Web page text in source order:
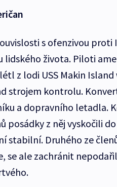
s ofenzivou proti
lidského života. Piloti
z lodi USS Makin
strojem kontrolu.
a dopravního letadla.
posádky z něj vyskočili
stabilní. Druhého ze
se ale zachránit